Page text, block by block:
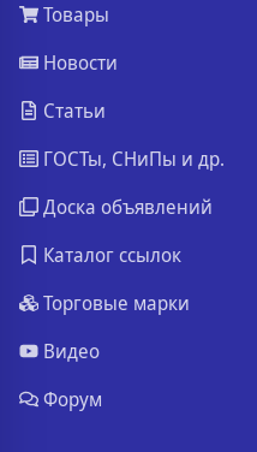
Товары
Новости
Статьи
ГОСТы, СНиПы и др.
Доска объявлений
Каталог ссылок
Торговые марки
Видео
Форум